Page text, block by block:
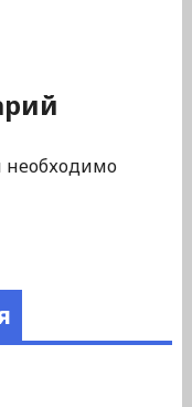
необходимо